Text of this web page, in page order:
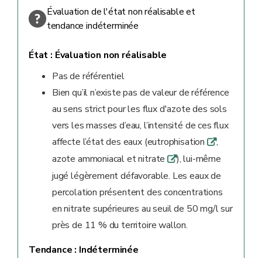
Évaluation de l'état non réalisable et
tendance indéterminée
État : Évaluation non réalisable
Pas de référentiel
Bien qu’il n’existe pas de valeur de référence
au sens strict pour les flux d'azote des sols
vers les masses d’eau, l’intensité de ces flux
affecte l’état des eaux (eutrophisation q,
azote ammoniacal et nitrate q), lui-même
jugé légèrement défavorable. Les eaux de
percolation présentent des concentrations
en nitrate supérieures au seuil de 50 mg/l sur
près de 11 % du territoire wallon.
Tendance : Indéterminée